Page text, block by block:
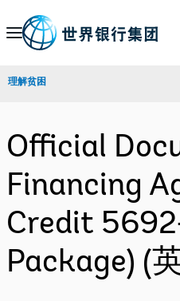
Skip
Navigation
理解贫困
Official
Financing
Credit
Package) (